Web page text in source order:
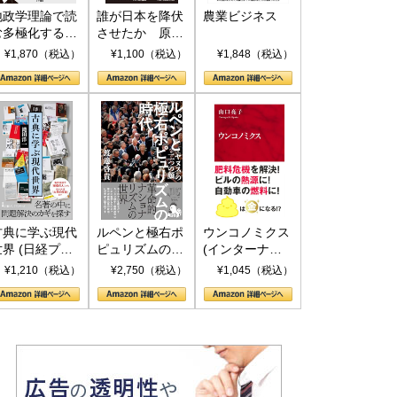
政学理論で読
多極化する世
トランプと
¥1,870（税込）
誰が日本を降伏
させたか 原爆
投下、ソ連参
(PHP新書)
¥1,100（税込）
農業ビジネス
¥1,848（税込）
典に学ぶ現代
界 (日経プレ
アシリーズ)
¥1,210（税込）
ルペンと極右ポ
ピュリズムの時
代：〈ヤヌス〉
¥2,750（税込）
ウンコノミクス
(インターナシ
ョナル新書)
¥1,045（税込）